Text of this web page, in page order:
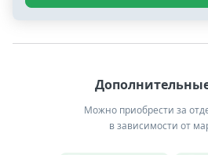
Можно приобрести за
в зависимости от